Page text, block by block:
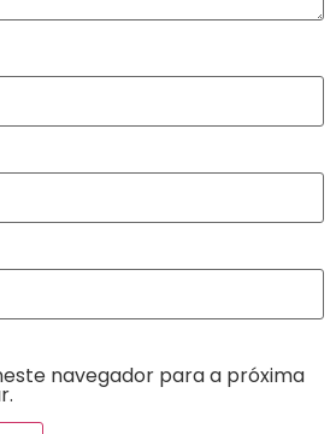
navegador para a próxima